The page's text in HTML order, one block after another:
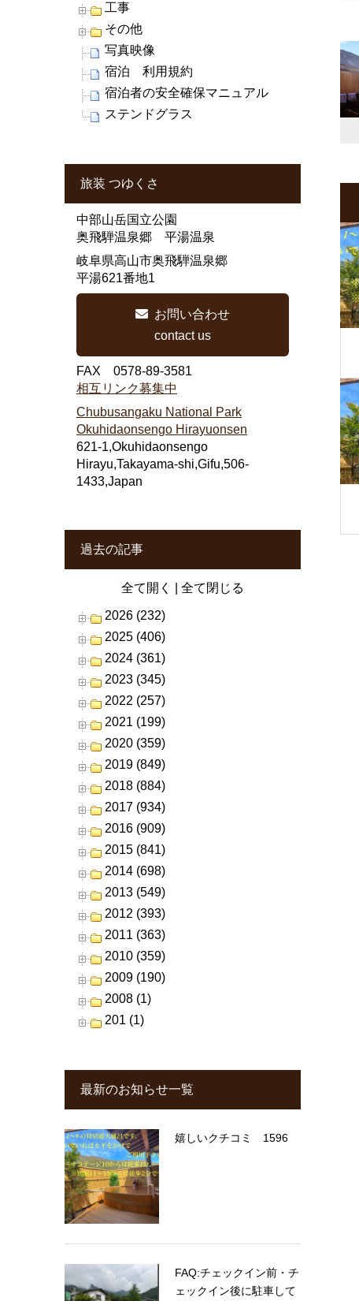
工事
その他
写真映像
宿泊 利用規約
宿泊者の安全確保マニュアル
ステンドグラス
旅装 つゆくさ
中部山岳国立公園
奥飛騨温泉郷 平湯温泉
岐阜県高山市奥飛騨温泉郷
平湯621番地1
お問い合わせ
contact us
FAX 0578-89-3581
相互リンク募集中
Chubusangaku National Park
Okuhidaonsengo Hirayuonsen
621-1,Okuhidaonsengo
Hirayu,Takayama-shi,Gifu,506-
1433,Japan
過去の記事
全て開く 全て閉じる
2026 (232)
2025 (406)
2024 (361)
2023 (345)
2022 (257)
2021 (199)
2020 (359)
2019 (849)
2018 (884)
2017 (934)
2016 (909)
2015 (841)
2014 (698)
2013 (549)
2012 (393)
2011 (363)
2010 (359)
2009 (190)
2008 (1)
201 (1)
最新のお知らせ一覧
嬉しいクチコミ 1596
FAQ:チェックイン前・チ
ェックイン後に駐車して